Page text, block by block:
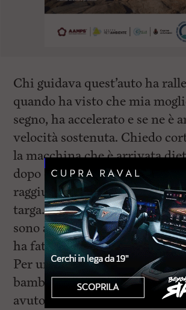
Chi guidava quest’auto ha
quando ha visto che mia
segno, ha accelerato e se ne è
velocità sostenuta. Chiedo
la macchina che è arrivata
dopo e che ha visto che
raggiungere l’auto è riuscita a
targa. A casa abbiamo potuto
sono anche dei graffi al
ha fatto capire che siamo
Per un soffio non ha preso
bambina, probabilmente oggi
avuto neanche la forza di